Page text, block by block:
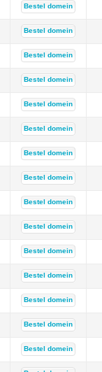
Bestel domein
Bestel domein
Bestel domein
Bestel domein
Bestel domein
Bestel domein
Bestel domein
Bestel domein
Bestel domein
Bestel domein
Bestel domein
Bestel domein
Bestel domein
Bestel domein
Bestel domein